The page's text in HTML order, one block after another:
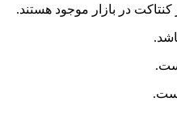
در بازار موجود هستند.